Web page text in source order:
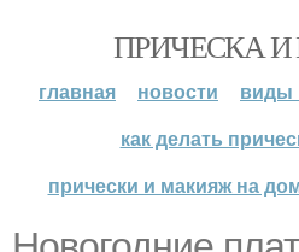
ПРИЧЕСКА
главная новости
виды
как делать
прически и макияж на